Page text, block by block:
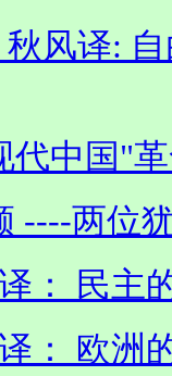
秋风译:
代中国"
----两位
： 民主
： 欧洲